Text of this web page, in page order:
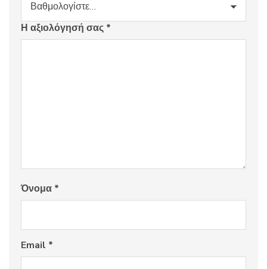
Η αξιολόγησή σας *
Όνομα *
Email *